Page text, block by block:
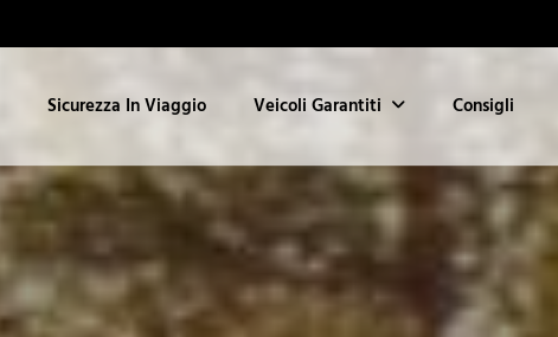
Sicurezza In Viaggio Veicoli Garantiti Consigli